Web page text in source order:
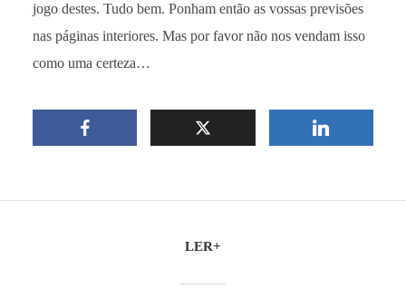
jogo destes. Tudo bem. Ponham então as vossas previsões
nas páginas interiores. Mas por favor não nos vendam isso
como uma certeza…
LER+